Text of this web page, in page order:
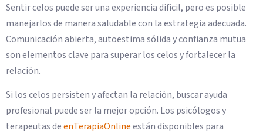
Sentir celos puede ser una experiencia difícil, pero es posible
manejarlos de manera saludable con la estrategia adecuada.
Comunicación abierta, autoestima sólida y confianza mutua
son elementos clave para superar los celos y fortalecer la
relación.
Si los celos persisten y afectan la relación, buscar ayuda
profesional puede ser la mejor opción. Los psicólogos y
terapeutas deenTerapiaOnlineestán disponibles para